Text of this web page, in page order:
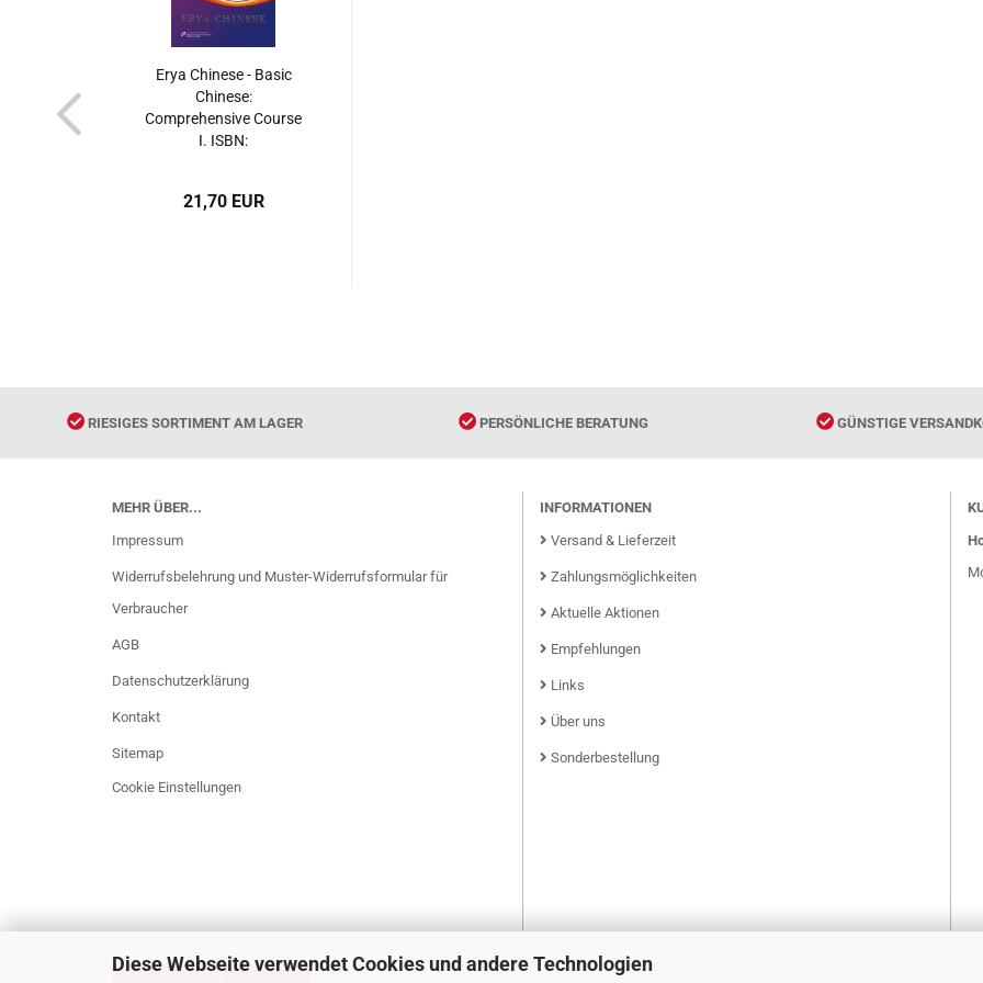
Diese Webseite verwendet Cookies und andere Technologien
Erya Chinese - Basic
Chinese:
Comprehensive Course
I. ISBN:
21,70 EUR
RIESIGES SORTIMENT AM LAGER PERSÖNLICHE BERATUNG GÜNSTIGE
MEHR ÜBER...
Impressum
Widerrufsbelehrung und Muster-Widerrufsformular für
Verbraucher
AGB
Datenschutzerklärung
Kontakt
Sitemap
Cookie Einstellungen
INFORMATIONEN
Versand & Lieferzeit
Zahlungsmöglichkeiten
Aktuelle Aktionen
Empfehlungen
Links
Über uns
Sonderbestellung